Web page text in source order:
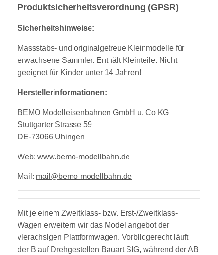
Produktsicherheitsverordnung (GPSR)
Sicherheitshinweise:
Massstabs- und originalgetreue Kleinmodelle für
erwachsene Sammler. Enthält Kleinteile. Nicht
geeignet für Kinder unter 14 Jahren!
Herstellerinformationen:
BEMO Modelleisenbahnen GmbH u. Co KG
Stuttgarter Strasse 59
DE-73066 Uhingen
Web: www.bemo-modellbahn.de
Mail: mail@bemo-modellbahn.de
Mit je einem Zweitklass- bzw. Erst-/Zweitklass-
Wagen erweitern wir das Modellangebotder
vierachsigen Plattformwagen. Vorbildgerecht läuft
der B auf Drehgestellen Bauart SIG, während der AB